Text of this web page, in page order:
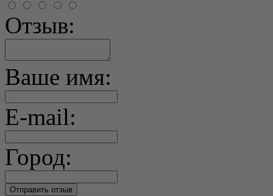
Отзыв:
Ваше имя:
E-mail:
Город: